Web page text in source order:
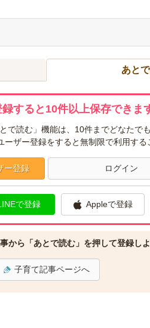
あと
すると10件以上保存できま
で読む」機能は、10件までどなたで
ザー登録をすると無制限で利用する
ー登録 ログイン
で登録 Appleで登録
から「あとで読む」を押して登録しよ
子育て記事ページへ